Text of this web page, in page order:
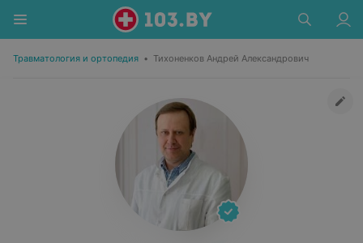
Травматология и ортопедия • Тихоненков Андрей Александрович